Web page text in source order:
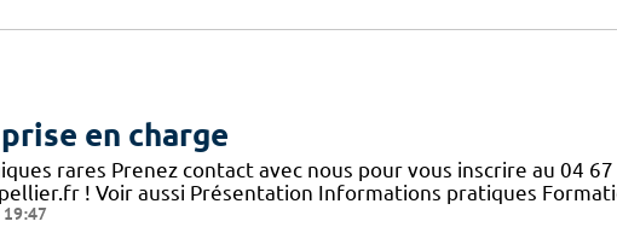
en charge
rares Prenez contact avec nous pour vous inscrire au 04
! Voir aussi Présentation Informations pratiques